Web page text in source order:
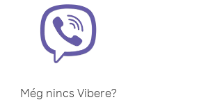
Még nincs Vibere?